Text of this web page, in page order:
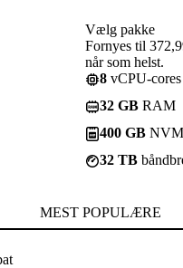
Vælg pakke
Fornyes til
når som helst.
8 vCPU-cores
32 GB RAM
400 GB
32 TB
MEST POPULÆRE